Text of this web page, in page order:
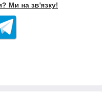
Ми на зв'язку!